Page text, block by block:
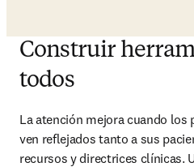
Construir
todos
La atención mejora cuando los
ven reflejados tanto a sus
recursos y directrices clínicas.